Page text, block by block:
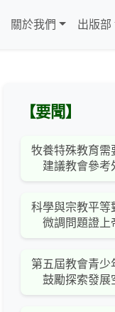
關於我們 出版部
【要聞】
牧養特殊教育需
建議教會參考
科學與宗教平等
微調問題證上
第五屆教會青少
鼓勵探索發展